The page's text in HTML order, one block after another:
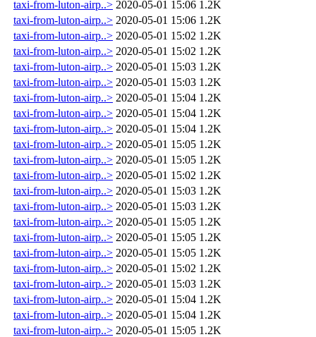
taxi-from-luton-airp..> 2020-05-01 15:06 1.2K
taxi-from-luton-airp..> 2020-05-01 15:06 1.2K
taxi-from-luton-airp..> 2020-05-01 15:02 1.2K
taxi-from-luton-airp..> 2020-05-01 15:02 1.2K
taxi-from-luton-airp..> 2020-05-01 15:03 1.2K
taxi-from-luton-airp..> 2020-05-01 15:03 1.2K
taxi-from-luton-airp..> 2020-05-01 15:04 1.2K
taxi-from-luton-airp..> 2020-05-01 15:04 1.2K
taxi-from-luton-airp..> 2020-05-01 15:04 1.2K
taxi-from-luton-airp..> 2020-05-01 15:05 1.2K
taxi-from-luton-airp..> 2020-05-01 15:05 1.2K
taxi-from-luton-airp..> 2020-05-01 15:02 1.2K
taxi-from-luton-airp..> 2020-05-01 15:03 1.2K
taxi-from-luton-airp..> 2020-05-01 15:03 1.2K
taxi-from-luton-airp..> 2020-05-01 15:05 1.2K
taxi-from-luton-airp..> 2020-05-01 15:05 1.2K
taxi-from-luton-airp..> 2020-05-01 15:05 1.2K
taxi-from-luton-airp..> 2020-05-01 15:02 1.2K
taxi-from-luton-airp..> 2020-05-01 15:03 1.2K
taxi-from-luton-airp..> 2020-05-01 15:04 1.2K
taxi-from-luton-airp..> 2020-05-01 15:04 1.2K
taxi-from-luton-airp..> 2020-05-01 15:05 1.2K